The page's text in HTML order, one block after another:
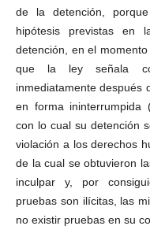
de la detención,
hipótesis previstas en
detención, en el
que la ley señala
inmediatamente después
en forma ininterrumpida
con lo cual su detención
violación a los derechos
de la cual se obtuvieron
inculpar y, por
pruebas son ilícitas, las
no existir pruebas en su